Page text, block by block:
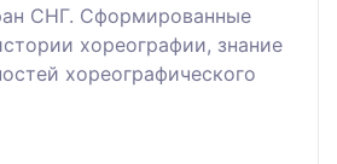
СНГ. Сформированные
хореографии, знание
хореографического